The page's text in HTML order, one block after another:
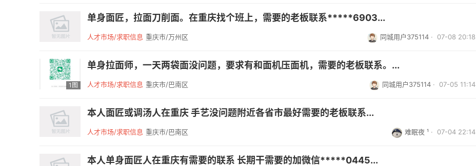
单身面匠，拉面刀削面。在重庆找个班上，需要的老板联系*****6903...
人才市场/求职信息 重庆市/万州区 同城用户375114 · 07-08 20:18
1图
单身拉面师，一天两袋面没问题，要求有和面机压面机，需要的老板联系。...
人才市场/求职信息 重庆市/巴南区 同城用户375114 · 07-05 11:14
本人面匠或调汤人在重庆 手艺没问题附近各省市最好需要的老板联系...
人才市场/求职信息 重庆市/巴南区 难眠夜 ¹ · 07-04 22:14
本人单身面匠人在重庆有需要的联系 长期干需要的加微信*****0445...